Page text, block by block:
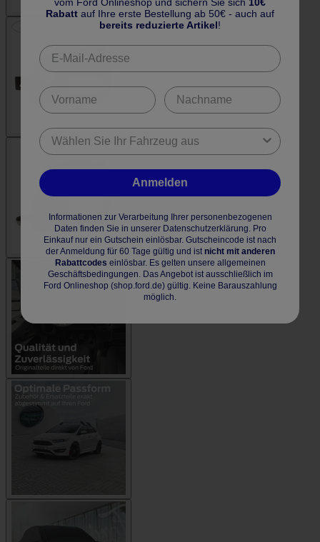
Rabatt auf Ihre erste Bestellung ab 50€ - auch auf
bereits reduzierte Artikel!
Anmelden
Informationen zur Verarbeitung Ihrer personenbezogenen
Daten finden Sie in unserer Datenschutzerklärung. Pro
Einkauf nur ein Gutschein einlösbar. Gutscheincode ist nach
der Anmeldung für 60 Tage gültig und ist nicht mit anderen
Rabattcodes einlösbar. Es gelten unsere allgemeinen
Geschäftsbedingungen. Das Angebot ist ausschließlich im
Ford Onlineshop (shop.ford.de) gültig. Keine Barauszahlung
möglich.